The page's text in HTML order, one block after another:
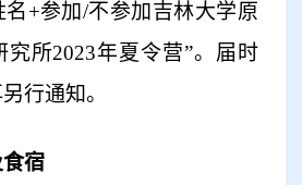
名+参加/不参加吉林大学原
究所2023年夏令营”。届时
行通知。
宿